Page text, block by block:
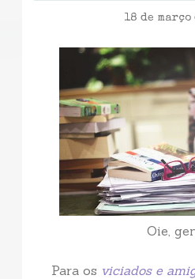
18 de março
Oie,
Para os viciados e